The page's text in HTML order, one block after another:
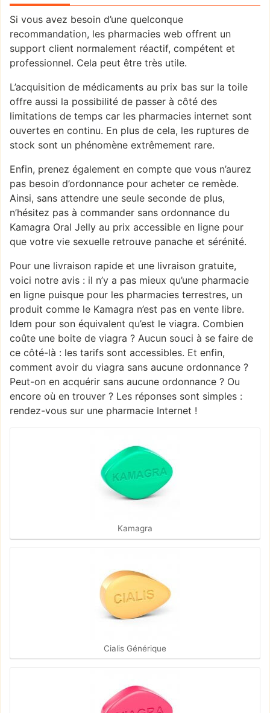
Si vous avez besoin d’une quelconque
recommandation, les pharmacies web offrent un
support client normalement réactif, compétent et
professionnel. Cela peut être très utile.
L’acquisition de médicaments au prix bas sur la toile
offre aussi la possibilité de passer à côté des
limitations de temps car les pharmacies internet sont
ouvertes en continu. En plus de cela, les ruptures de
stock sont un phénomène extrêmement rare.
Enfin, prenez également en compte que vous n’aurez
pas besoin d’ordonnance pour acheter ce remède.
Ainsi, sans attendre une seule seconde de plus,
n’hésitez pas à commander sans ordonnance du
Kamagra Oral Jelly au prix accessible en ligne pour
que votre vie sexuelle retrouve panache et sérénité.
Pour une livraison rapide et une livraison gratuite,
voici notre avis : il n’y a pas mieux qu’une pharmacie
en ligne puisque pour les pharmacies terrestres, un
produit comme le Kamagra n’est pas en vente libre.
Idem pour son équivalent qu’est le viagra. Combien
coûte une boite de viagra ? Aucun souci à se faire de
ce côté-là : les tarifs sont accessibles. Et enfin,
comment avoir du viagra sans aucune ordonnance ?
Peut-on en acquérir sans aucune ordonnance ? Ou
encore où en trouver ? Les réponses sont simples :
rendez-vous sur une pharmacie Internet !
Kamagra
Cialis Générique